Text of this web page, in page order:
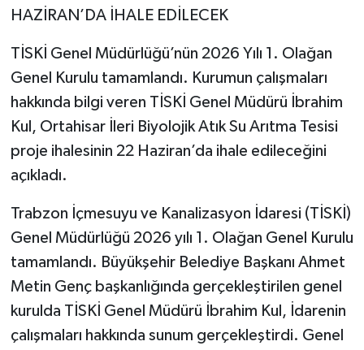
HAZİRAN’DA İHALE EDİLECEK
TİSKİ Genel Müdürlüğü’nün 2026 Yılı 1. Olağan
Genel Kurulu tamamlandı. Kurumun çalışmaları
hakkında bilgi veren TİSKİ Genel Müdürü İbrahim
Kul, Ortahisar İleri Biyolojik Atık Su Arıtma Tesisi
proje ihalesinin 22 Haziran’da ihale edileceğini
açıkladı.
Trabzon İçmesuyu ve Kanalizasyon İdaresi (TİSKİ)
Genel Müdürlüğü 2026 yılı 1. Olağan Genel Kurulu
tamamlandı. Büyükşehir Belediye Başkanı Ahmet
Metin Genç başkanlığında gerçekleştirilen genel
kurulda TİSKİ Genel Müdürü İbrahim Kul, İdarenin
çalışmaları hakkında sunum gerçekleştirdi. Genel